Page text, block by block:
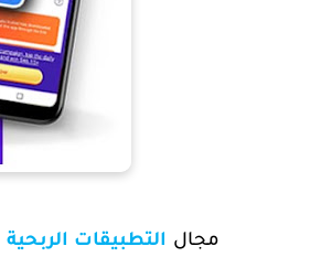
مجال التطبيقات الربحية